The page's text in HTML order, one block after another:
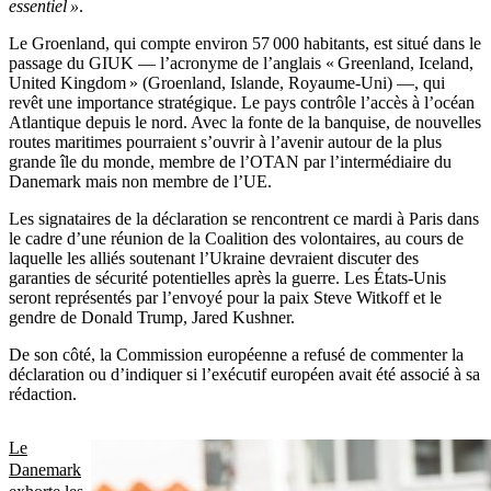
essentiel ».
Le Groenland, qui compte environ 57 000 habitants, est situé dans le
passage du GIUK — l’acronyme de l’anglais « Greenland, Iceland,
United Kingdom » (Groenland, Islande, Royaume-Uni) —, qui
revêt une importance stratégique. Le pays contrôle l’accès à l’océan
Atlantique depuis le nord. Avec la fonte de la banquise, de nouvelles
routes maritimes pourraient s’ouvrir à l’avenir autour de la plus
grande île du monde, membre de l’OTAN par l’intermédiaire du
Danemark mais non membre de l’UE.
Les signataires de la déclaration se rencontrent ce mardi à Paris dans
le cadre d’une réunion de la Coalition des volontaires, au cours de
laquelle les alliés soutenant l’Ukraine devraient discuter des
garanties de sécurité potentielles après la guerre. Les États-Unis
seront représentés par l’envoyé pour la paix Steve Witkoff et le
gendre de Donald Trump, Jared Kushner.
De son côté, la Commission européenne a refusé de commenter la
déclaration ou d’indiquer si l’exécutif européen avait été associé à sa
rédaction.
Le
Danemark